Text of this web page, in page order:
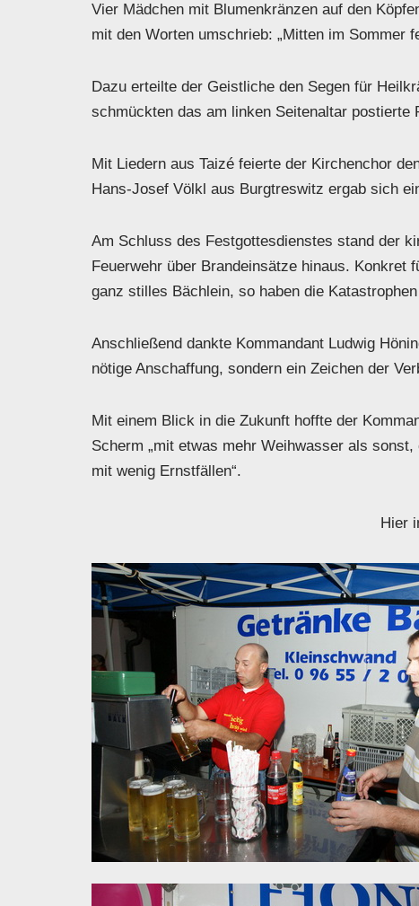
Vier Mädchen mit Blumenkränzen auf den
mit den Worten umschrieb: „Mitten im Sommer
Dazu erteilte der Geistliche den Segen für
schmückten das am linken Seitenaltar postierte
Mit Liedern aus Taizé feierte der Kirchenchor
Hans-Josef Völkl aus Burgtreswitz ergab sich
Am Schluss des Festgottesdienstes stand der
Feuerwehr über Brandeinsätze hinaus. Konkret
ganz stilles Bächlein, so haben die
Anschließend dankte Kommandant Ludwig
nötige Anschaffung, sondern ein Zeichen der
Mit einem Blick in die Zukunft hoffte der
Scherm „mit etwas mehr Weihwasser als
mit wenig Ernstfällen“.
Hier